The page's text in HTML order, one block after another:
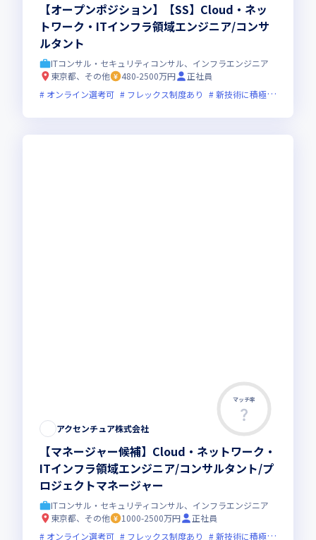
【オープンポジション】【SS】Cloud・ネッ
トワーク・ITインフラ領域エンジニア/コンサ
ルタント
ITコンサル・セキュリティコンサル、インフラエンジニア
東京都、その他
480-2500万円
正社員
オンライン選考可
フレックス制度あり 新技術に積極的
マッチ率
アクセンチュア株式会社
【マネージャー候補】Cloud・ネットワーク・
ITインフラ領域エンジニア/コンサルタント/プ
ロジェクトマネージャー
ITコンサル・セキュリティコンサル、インフラエンジニア
東京都、その他
1000-2500万円
正社員
オンライン選考可
フレックス制度あり 新技術に積極的